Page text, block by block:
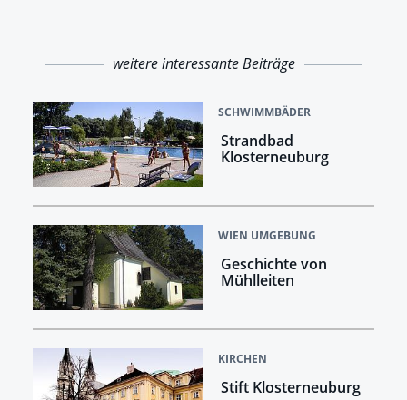
weitere interessante Beiträge
SCHWIMMBÄDER
Strandbad
Klosterneuburg
WIEN UMGEBUNG
Geschichte von
Mühlleiten
KIRCHEN
Stift Klosterneuburg